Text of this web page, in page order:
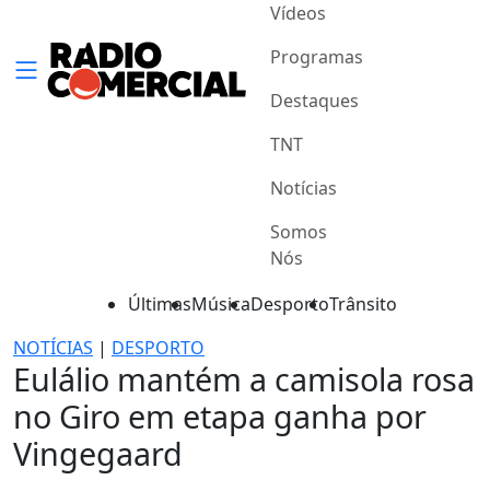
Vídeos
Programas
Destaques
TNT
Notícias
Somos
Nós
ÚltimasMúsicaDesportoTrânsito
NOTÍCIAS | DESPORTO
Eulálio mantém a camisola rosa
no Giro em etapa ganha por
Vingegaard